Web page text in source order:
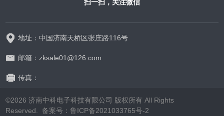
扫一扫，关注微信
地址：中国济南天桥区张庄路116号
邮箱：zksale01@126.com
传真：
©2026 济南中科电子科技有限公司 版权所有 All Rights
Reserved. 备案号：鲁ICP备2021033765号-2